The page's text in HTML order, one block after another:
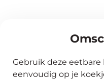
Gebruik deze
eenvoudig op je